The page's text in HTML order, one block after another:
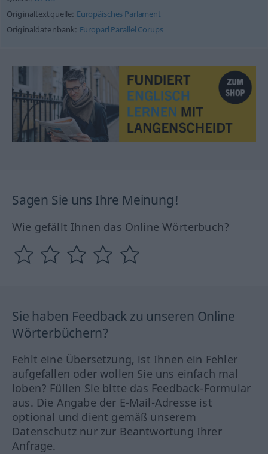
Originaltextquelle: Europäisches Parlament
Originaldatenbank: Europarl Parallel Corups
Sagen Sie uns Ihre Meinung!
Wie gefällt Ihnen das Online Wörterbuch?
Sie haben Feedback zu unseren Online
Wörterbüchern?
Fehlt eine Übersetzung, ist Ihnen ein Fehler
aufgefallen oder wollen Sie uns einfach mal
loben? Füllen Sie bitte das Feedback-Formular
aus. Die Angabe der E-Mail-Adresse ist
optional und dient gemäß unserem
Datenschutz nur zur Beantwortung Ihrer
Anfrage.